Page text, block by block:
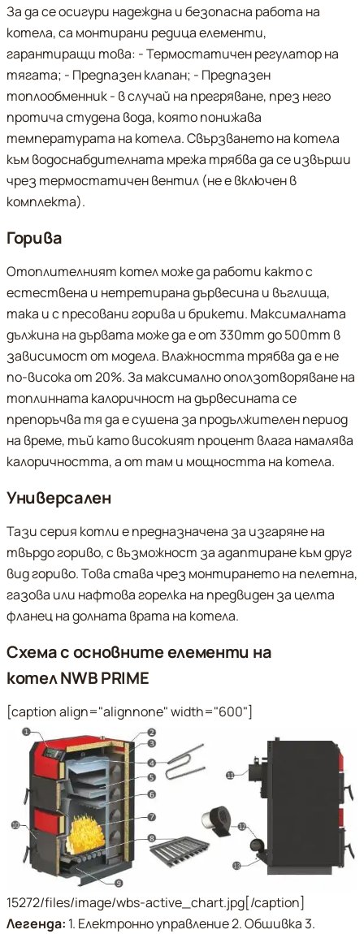
За да се осигури надеждна и безопасна работа на
котела, са монтирани редица елементи,
гарантиращи това: - Термостатичен регулатор на
тягата; - Предпазен клапан; - Предпазен
топлообменник - в случай на прегряване, през него
протича студена вода, която понижава
температурата на котела. Свързването на котела
към водоснабдителната мрежа трябва да се извърши
чрез термостатичен вентил (не е включен в
комплекта).
Горива
Отоплителният котел може да работи както с
естествена и нетретирана дървесина и въглища,
така и с пресовани горива и брикети. Максималната
дължина на дървата може да е от 330mm до 500mm в
зависимост от модела. Влажността трябва да е не
по-висока от 20%. За максимално оползотворяване на
топлинната калоричност на дървесината се
препоръчва тя да е сушена за продължителен период
на време, тъй като високият процент влага намалява
калоричността, а от там и мощността на котела.
Универсален
Тази серия котли е предназначена за изгаряне на
твърдо гориво, с възможност за адаптиране към друг
вид гориво. Това става чрез монтирането на пелетна,
газова или нафтова горелка на предвиден за целта
фланец на долната врата на котела.
Схема с основните елементи на
котелNWB PRIME
[caption align="alignnone" width="600"]
15272/files/image/wbs-active_chart.jpg[/caption]
Легенда: 1. Електронно управление 2. Обшивка 3.